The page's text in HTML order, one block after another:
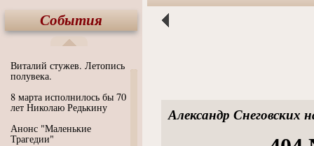
События
Виталий стужев. Летопись
полувека.
8 марта исполнилось бы 70
лет Николаю Редькину
Анонс "Маленькие
Трагедии"
Александр Снеговских